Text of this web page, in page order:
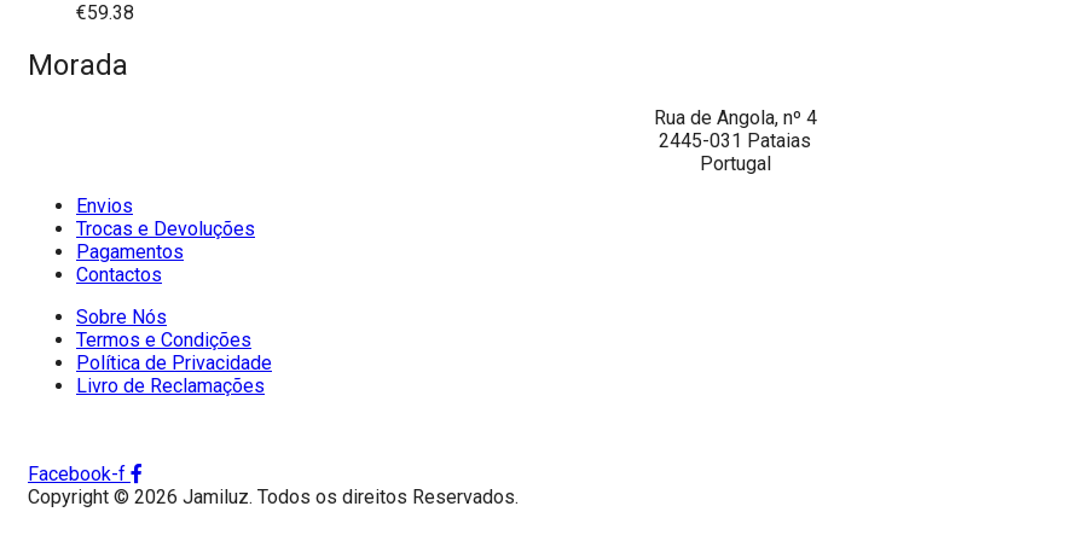
€59.38
Morada
Rua de Angola, nº 4
2445-031 Pataias
Portugal
Envios
Trocas e Devoluções
Pagamentos
Contactos
Sobre Nós
Termos e Condições
Política de Privacidade
Livro de Reclamações
Facebook-f
Copyright © 2026 Jamiluz. Todos os direitos Reservados.